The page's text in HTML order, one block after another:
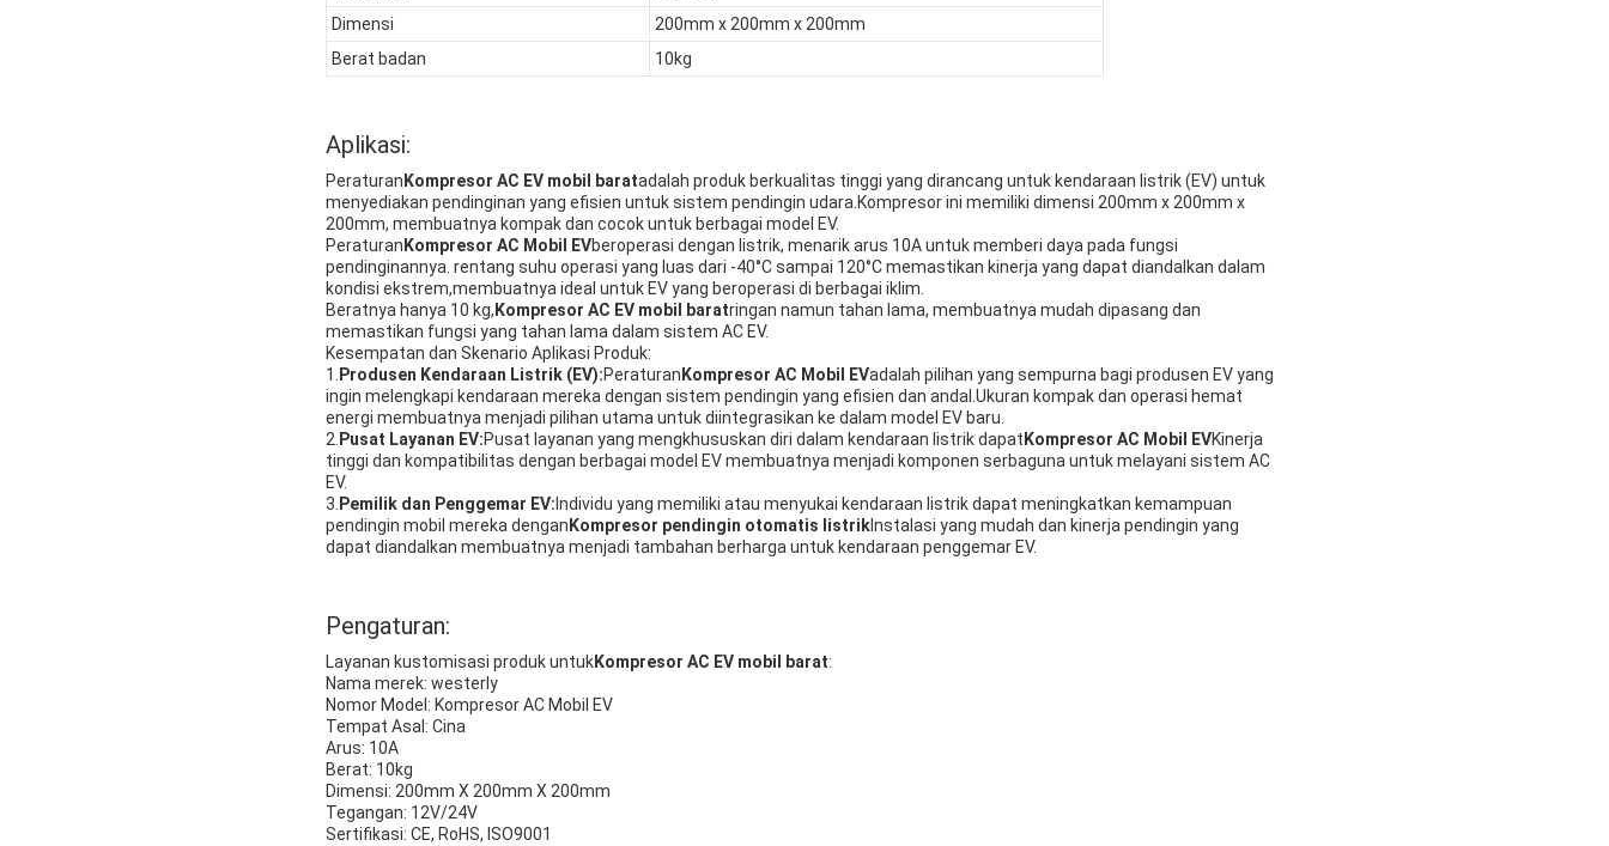
Dimensi
200mm x 200mm x 200mm
Berat badan
10kg
Aplikasi:
Peraturan Kompresor AC EV mobil baratadalah produk berkualitas tinggi yang dirancang untuk kendaraan listrik (EV) untuk
menyediakan pendinginan yang efisien untuk sistem pendingin udara.Kompresor ini memiliki dimensi 200mm x 200mm x
200mm, membuatnya kompak dan cocok untuk berbagai model EV.
Peraturan Kompresor AC Mobil EVberoperasi dengan listrik, menarik arus 10A untuk memberi daya pada fungsi
pendinginannya. rentang suhu operasi yang luas dari -40°C sampai 120°C memastikan kinerja yang dapat diandalkan dalam
kondisi ekstrem,membuatnya ideal untuk EV yang beroperasi di berbagai iklim.
Beratnya hanya 10 kg, Kompresor AC EV mobil baratringan namun tahan lama, membuatnya mudah dipasang dan
memastikan fungsi yang tahan lama dalam sistem AC EV.
Kesempatan dan Skenario Aplikasi Produk:
1. Produsen Kendaraan Listrik (EV):Peraturan Kompresor AC Mobil EVadalah pilihan yang sempurna bagi produsen EV yang
ingin melengkapi kendaraan mereka dengan sistem pendingin yang efisien dan andal.Ukuran kompak dan operasi hemat
energi membuatnya menjadi pilihan utama untuk diintegrasikan ke dalam model EV baru.
2. Pusat Layanan EV:Pusat layanan yang mengkhususkan diri dalam kendaraan listrik dapat Kompresor AC Mobil EVKinerja
tinggi dan kompatibilitas dengan berbagai model EV membuatnya menjadi komponen serbaguna untuk melayani sistem AC
EV.
3. Pemilik dan Penggemar EV: Individu yang memiliki atau menyukai kendaraan listrik dapat meningkatkan kemampuan
pendingin mobil mereka dengan Kompresor pendingin otomatis listrikInstalasi yang mudah dan kinerja pendingin yang
dapat diandalkan membuatnya menjadi tambahan berharga untuk kendaraan penggemar EV.
Pengaturan:
Layanan kustomisasi produk untukKompresor AC EV mobil barat:
Nama merek: westerly
Nomor Model: Kompresor AC Mobil EV
Tempat Asal: Cina
Arus: 10A
Berat: 10kg
Dimensi: 200mm X 200mm X 200mm
Tegangan: 12V/24V
Sertifikasi: CE, RoHS, ISO9001